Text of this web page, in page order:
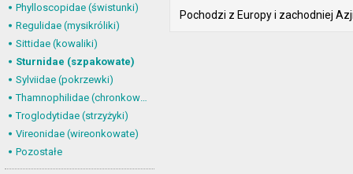
Phylloscopidae (świstunki)
Regulidae (mysikróliki)
Sittidae (kowaliki)
Sturnidae (szpakowate)
Sylviidae (pokrzewki)
Thamnophilidae (chronkowate)
Troglodytidae (strzyżyki)
Vireonidae (wireonkowate)
Pozostałe
Pochodzi z Europy i zachodniej